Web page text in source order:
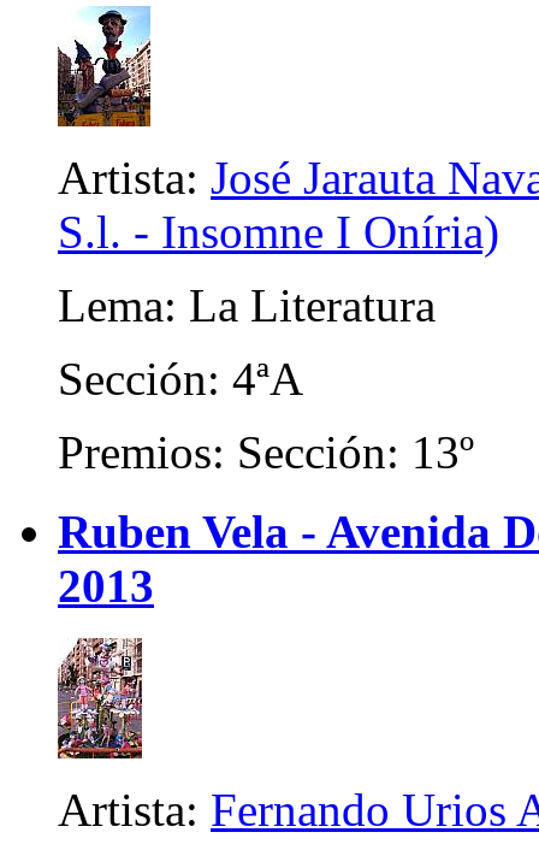
Artista: José Jarauta
S.l. - Insomne I Oníria)
Lema: La Literatura
Sección: 4ªA
Premios: Sección: 13º
Ruben Vela - Avenida
2013
Artista: Fernando Urios